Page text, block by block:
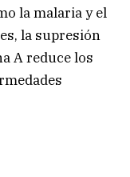
la malaria y el
la supresión
A reduce los